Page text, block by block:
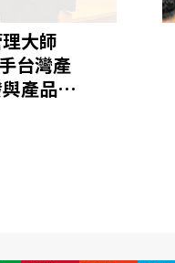
大師
台灣產
產品升級